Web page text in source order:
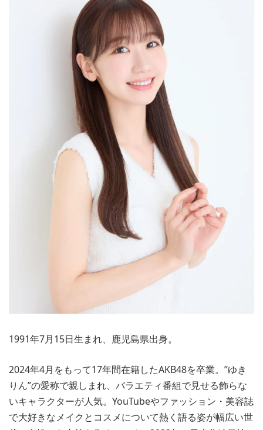
1991年7月15日生まれ、鹿児島県出身。
2024年4月をもって17年間在籍したAKB48を卒業。”ゆき
りん”の愛称で親しまれ、バラエティ番組で見せる飾らな
いキャラクターが人気。YouTubeやファッション・美容誌
で大好きなメイクとコスメについて熱く語る姿が幅広い世